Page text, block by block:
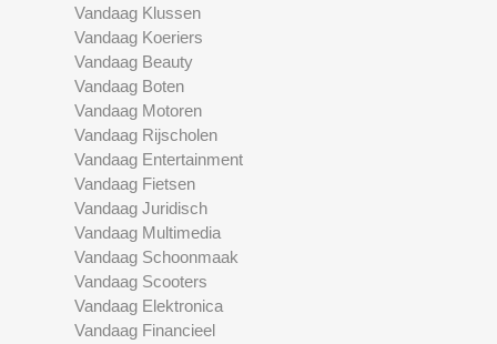
Vandaag Klussen
Vandaag Koeriers
Vandaag Beauty
Vandaag Boten
Vandaag Motoren
Vandaag Rijscholen
Vandaag Entertainment
Vandaag Fietsen
Vandaag Juridisch
Vandaag Multimedia
Vandaag Schoonmaak
Vandaag Scooters
Vandaag Elektronica
Vandaag Financieel